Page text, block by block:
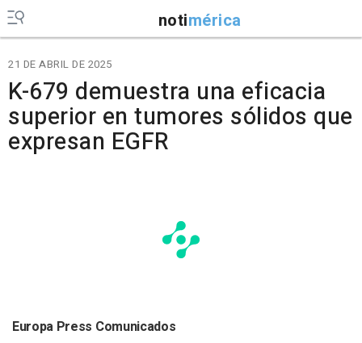
notimérica
21 DE ABRIL DE 2025
K-679 demuestra una eficacia
superior en tumores sólidos que
expresan EGFR
Europa Press Comunicados